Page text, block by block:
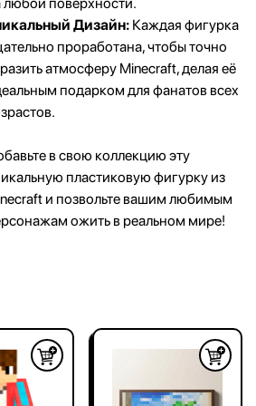
Дизайн: Каждая фигурка
проработана, чтобы точно
атмосферу Minecraft, делая её
подарком для фанатов всех
в свою коллекцию эту
пластиковую фигурку из
и позвольте вашим любимым
ожить в реальном мире!